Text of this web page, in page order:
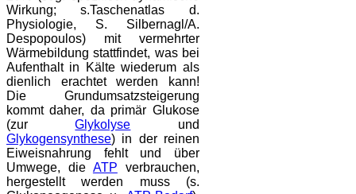
Wirkung; s.Taschenatlas d.
Physiologie, S. Silbernagl/A.
Despopoulos) mit vermehrter
Wärmebildung stattfindet, was bei
Aufenthalt in Kälte wiederum als
dienlich erachtet werden kann!
Die Grundumsatzsteigerung
kommt daher, da primär Glukose
(zurGlykolyse und
Glykogensynthese) in der reinen
Eiweisnahrung fehlt und über
Umwege, die ATP verbrauchen,
hergestellt werden muss (s.